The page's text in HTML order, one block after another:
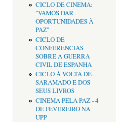
CICLO DE CINEMA:
"VAMOS DAR
OPORTUNIDADES À
PAZ"
CICLO DE
CONFERENCIAS
SOBRE A GUERRA
CIVIL DE ESPANHA
CICLO À VOLTA DE
SARAMADO E DOS
SEUS LIVROS
CINEMA PELA PAZ - 4
DE FEVEREIRO NA
UPP